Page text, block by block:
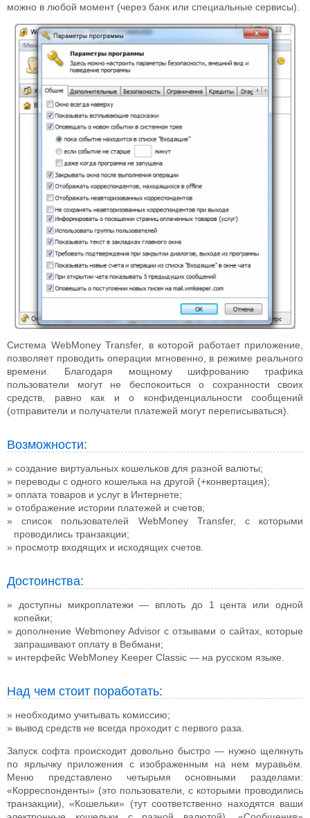
можно в любой момент (через банк или специальные сервисы).
Система WebMoney Transfer, в которой работает приложение,
позволяет проводить операции мгновенно, в режиме реального
времени. Благодаря мощному шифрованию трафика
пользователи могут не беспокоиться о сохранности своих
средств, равно как и о конфиденциальности сообщений
(отправители и получатели платежей могут переписываться).
Возможности:
создание виртуальных кошельков для разной валюты;
переводы с одного кошелька на другой (+конвертация);
оплата товаров и услуг в Интернете;
отображение истории платежей и счетов;
список пользователей WebMoney Transfer, с которыми
проводились транзакции;
просмотр входящих и исходящих счетов.
Достоинства:
доступны микроплатежи — вплоть до 1 цента или одной
копейки;
дополнение Webmoney Advisor с отзывами о сайтах, которые
запрашивают оплату в Вебмани;
интерфейс WebMoney Keeper Classic — на русском языке.
Над чем стоит поработать:
необходимо учитывать комиссию;
вывод средств не всегда проходит с первого раза.
Запуск софта происходит довольно быстро — нужно щелкнуть
по ярлычку приложения с изображенным на нем муравьём.
Меню представлено четырьмя основными разделами:
«Корреспонденты» (это пользователи, с которыми проводились
транзакции), «Кошельки» (тут соответственно находятся ваши